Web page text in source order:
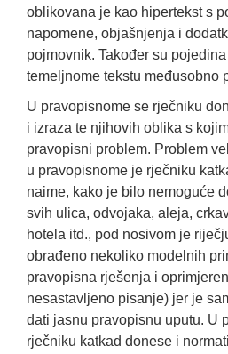
oblikovana je kao hipertekst s
napomene, objašnjenja i
pojmovnik. Također su
temeljnome tekstu međusobno
U pravopisnome se rječniku
i izraza te njihovih oblika s
pravopisni problem. Problem
u pravopisnome je rječniku
naime, kako je bilo nemoguće
svih ulica, odvojaka, aleja,
hotela itd., pod nosivom je
obrađeno nekoliko modelnih
pravopisna rješenja i
nesastavljeno pisanje) jer je
dati jasnu pravopisnu uputu. U
rječniku katkad donese i